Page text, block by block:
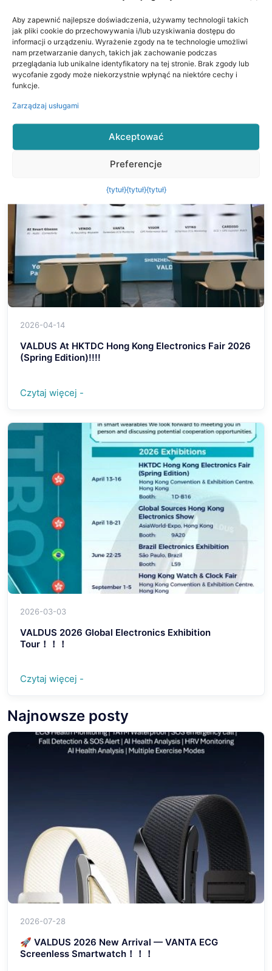
Aby zapewnić najlepsze doświadczenia, używamy technologii takich
jak pliki cookie do przechowywania i/lub uzyskiwania dostępu do
informacji o urządzeniu. Wyrażenie zgody na te technologie umożliwi
nam przetwarzanie danych, takich jak zachowanie podczas
przeglądania lub unikalne identyfikatory na tej stronie. Brak zgody lub
wycofanie zgody może niekorzystnie wpłynąć na niektóre cechy i
funkcje.
Zarządzaj usługami
Akceptować
Preferencje
{tytuł}{tytuł}{tytuł}
2026-04-22
VALDUS at Global Sources Hong Kong Electronics
Show 2026！！！
Czytaj więcej -
2026-04-14
VALDUS At HKTDC Hong Kong Electronics Fair 2026
(Spring Edition)!!!!
Czytaj więcej -
2026-03-03
VALDUS 2026 Global Electronics Exhibition
Tour！！！
Czytaj więcej -
Najnowsze posty
2026-07-28
🚀 VALDUS 2026 New Arrival — VANTA ECG
Screenless Smartwatch！！！